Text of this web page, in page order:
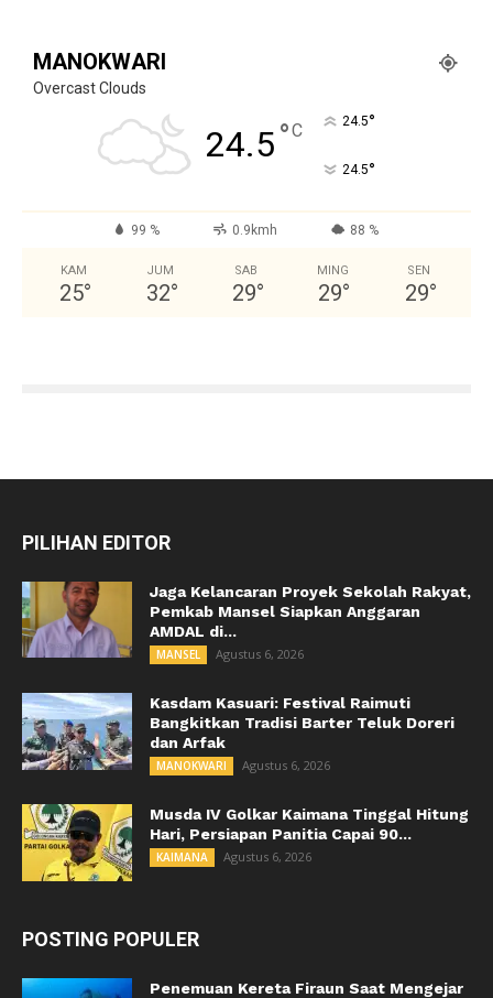
MANOKWARI
Overcast Clouds
24.5°C 24.5°
24.5°
99 % 0.9kmh 88 %
KAM
25°
JUM
32°
SAB
29°
MING
29°
SEN
29°
PILIHAN EDITOR
Jaga Kelancaran Proyek Sekolah Rakyat,
Pemkab Mansel Siapkan Anggaran
AMDAL di...
MANSEL Agustus 6, 2026
Kasdam Kasuari: Festival Raimuti
Bangkitkan Tradisi Barter Teluk Doreri
dan Arfak
MANOKWARI Agustus 6, 2026
Musda IV Golkar Kaimana Tinggal Hitung
Hari, Persiapan Panitia Capai 90...
KAIMANA Agustus 6, 2026
POSTING POPULER
Penemuan Kereta Firaun Saat Mengejar